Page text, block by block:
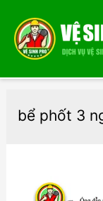
bể phốt 3